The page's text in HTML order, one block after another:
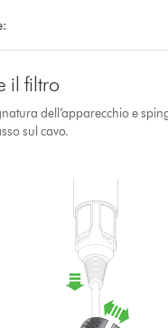
il filtro
dell’apparecchio e
sul cavo.